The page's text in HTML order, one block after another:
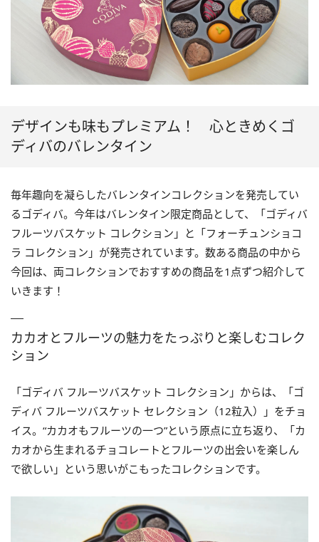
デザインも味もプレミアム！ 心ときめくゴ
ディバのバレンタイン
毎年趣向を凝らしたバレンタインコレクションを発売してい
るゴディバ。今年はバレンタイン限定商品として、「ゴディバ
フルーツバスケット コレクション」と「フォーチュンショコ
ラ コレクション」が発売されています。数ある商品の中から
今回は、両コレクションでおすすめの商品を1点ずつ紹介して
いきます！
カカオとフルーツの魅力をたっぷりと楽しむコレク
ション
「ゴディバ フルーツバスケット コレクション」からは、「ゴ
ディバ フルーツバスケット セレクション（12粒入）」をチョ
イス。“カカオもフルーツの一つ”という原点に立ち返り、「カ
カオから生まれるチョコレートとフルーツの出会いを楽しん
で欲しい」という思いがこもったコレクションです。